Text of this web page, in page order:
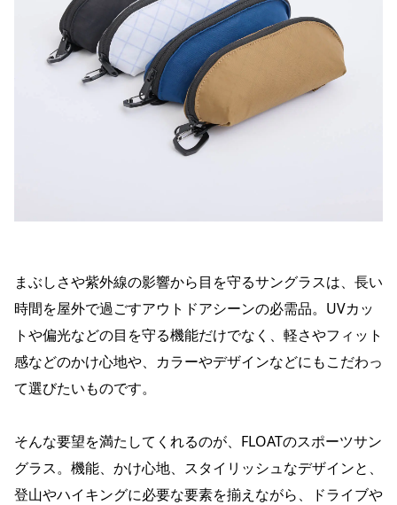
まぶしさや紫外線の影響から目を守るサングラスは、長い
時間を屋外で過ごすアウトドアシーンの必需品。UVカッ
トや偏光などの目を守る機能だけでなく、軽さやフィット
感などのかけ心地や、カラーやデザインなどにもこだわっ
て選びたいものです。
そんな要望を満たしてくれるのが、FLOATのスポーツサン
グラス。機能、かけ心地、スタイリッシュなデザインと、
登山やハイキングに必要な要素を揃えながら、ドライブや